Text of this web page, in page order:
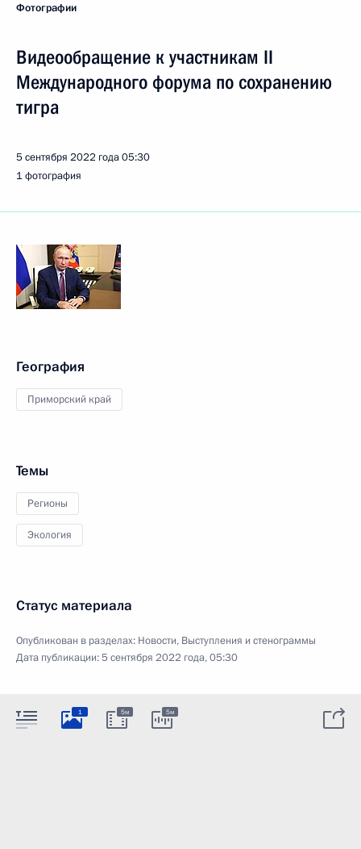
Фотографии
Видеообращение к участникам II
Международного форума по сохранению
тигра
5 сентября 2022 года05:30
1 фотография
География
Приморский край
Темы
Регионы
Экология
Статус материала
Опубликован в разделах: Новости, Выступления и стенограммы
Дата публикации:5 сентября 2022 года, 05:30
1 5м 5м